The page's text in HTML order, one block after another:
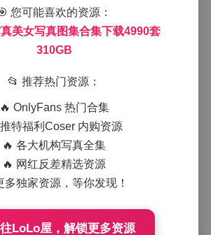
| 抖音网红 |
1131 字 | 5 分钟
套、310GB的庞大宇宙。外人只看见
却是五年里每一次快门、每一盏
一晚，我把硬盘插进电脑，进度条像
爬，记忆也被拉回到第一次按下快门
来不是“甜”或“辣”那么简单。她
日系胶片颗粒、韩系清透水光、法式
在她身上找到落点。4990套图里，我
您可能喜欢的资源：
美女写真图集合集下载4990套
310GB
📂 推荐热门资源：
🔥 OnlyFans 热门合集
推特福利Coser 内购资源
🔥 各大机构写真全集
🔥 网红反差精选资源
多独家资源，等你发现！
LoLo屋，解锁更多资源